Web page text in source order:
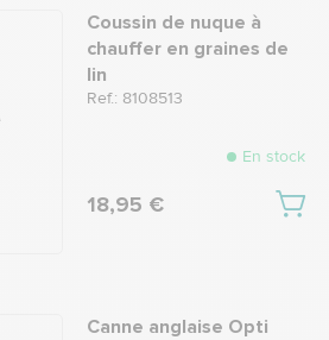
Coussin de nuque à
chauffer en graines de
lin
Ref.: 8108513
En stock
18,95 €
Canne anglaise Opti